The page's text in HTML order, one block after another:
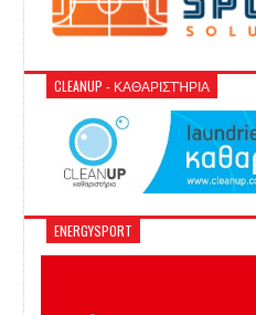
CLEANUP - ΚΑΘΑΡΙΣΤΉΡΙΑ
ENERGYSPORT